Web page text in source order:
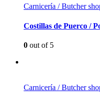
Carnicería / Butcher
Costillas de Puerco /
0 out of 5
Carnicería / Butcher